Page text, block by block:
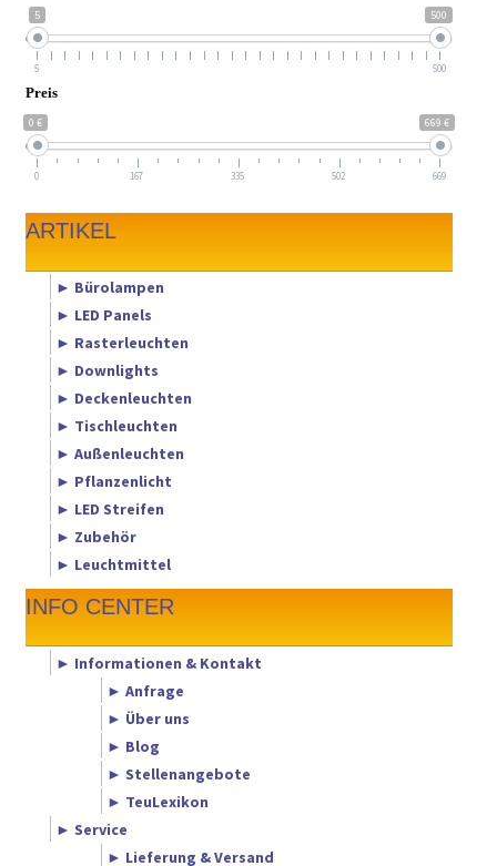
5 500
5 500
Preis
0 € 669 €
0 167 335 502 669
ARTIKEL
► Bürolampen
► LED Panels
► Rasterleuchten
► Downlights
► Deckenleuchten
► Tischleuchten
► Außenleuchten
► Pflanzenlicht
► LED Streifen
► Zubehör
► Leuchtmittel
INFO CENTER
► Informationen & Kontakt
► Anfrage
► Über uns
► Blog
► Stellenangebote
► TeuLexikon
► Service
► Lieferung & Versand